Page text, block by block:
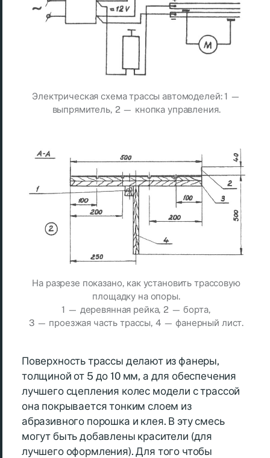
Электрическая схема трассы автомоделей: 1 —
выпрямитель, 2 — кнопка управления.
На разрезе показано, как установить трассовую
площадку на опоры.
1 — деревянная рейка, 2 — борта,
3 — проезжая часть трассы, 4 — фанерный лист.
Поверхность трассы делают из фанеры,
толщиной от 5 до 10 мм, а для обеспечения
лучшего сцепления колес модели с трассой
она покрывается тонким слоем из
абразивного порошка и клея. В эту смесь
могут быть добавлены красители (для
лучшего оформления). Для того чтобы